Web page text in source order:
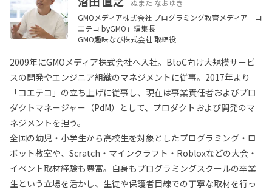
ぬまた なおゆき
GMOメディア株式会社 プログラミング教育メディア「コ
エテコ byGMO」編集長
GMO趣味なび株式会社 取締役
2009年にGMOメディア株式会社へ入社。BtoC向け大規模サービ
スの開発やエンジニア組織のマネジメントに従事。2017年より
「コエテコ」の立ち上げに従事し、現在は事業責任者およびプロ
ダクトマネージャー（PdM）として、プロダクトおよび開発のマ
ネジメントを担う。
全国の幼児・小学生から高校生を対象としたプログラミング・ロ
ボット教室や、Scratch・マインクラフト・Robloxなどの大会・
イベント取材経験も豊富。自身もプログラミングスクールの卒業
生という立場を活かし、生徒や保護者目線での丁寧な取材を行っ